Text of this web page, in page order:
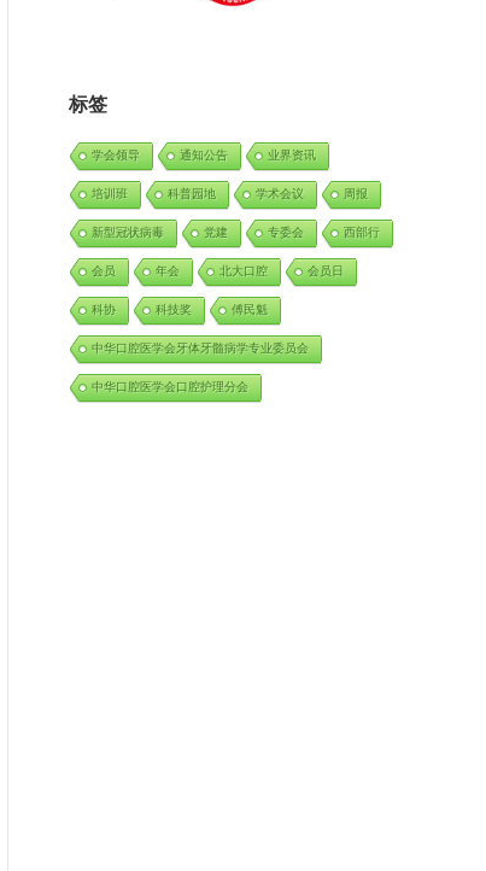
标签
学会领导 通知公告 业界资讯
培训班 科普园地 学术会议 周报
新型冠状病毒 党建 专委会 西部行
会员 年会 北大口腔 会员日
科协 科技奖 傅民魁
中华口腔医学会牙体牙髓病学专业委员会
中华口腔医学会口腔护理分会